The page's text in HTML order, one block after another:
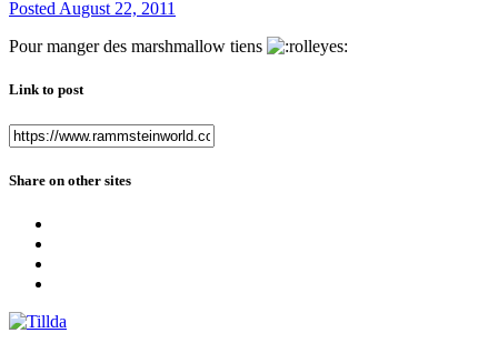
Posted August 22, 2011
Pour manger des marshmallow tiens
Link to post
Share on other sites